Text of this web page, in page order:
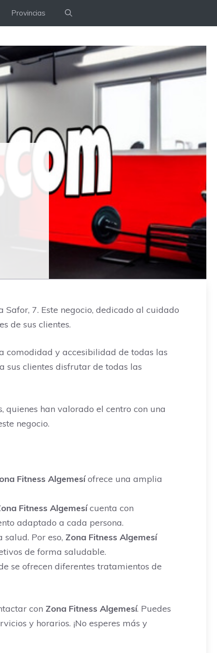
Provincias
Safor, 7. Este negocio, dedicado al cuidado
de sus clientes.
comodidad y accesibilidad de todas las
sus clientes disfrutar de todas las
quienes han valorado el centro con una
negocio.
Fitness Algemesíofrece una amplia
Fitness Algemesícuenta con
adaptado a cada persona.
Por eso, Zona Fitness Algemesí
de forma saludable.
se ofrecen diferentes tratamientos de
con Zona Fitness Algemesí. Puedes
y horarios. ¡No esperes más y